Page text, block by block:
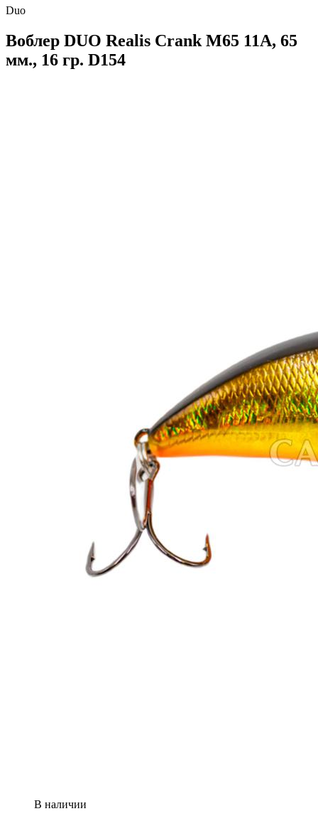
Duo
Воблер DUO Realis Crank M65 11A, 65
мм., 16 гр. D154
В наличии